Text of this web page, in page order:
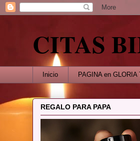
CITAS
Inicio PAGINA en GLORIA
REGALO PARA PAPA